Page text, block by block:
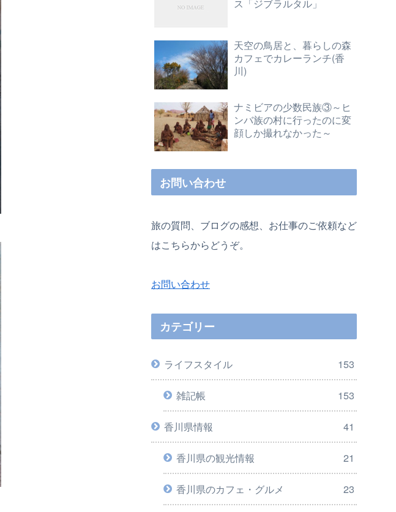
ス「ジブラルタル」
天空の鳥居と、暮らしの森
カフェでカレーランチ(香
川)
ナミビアの少数民族③～ヒ
ンバ族の村に行ったのに変
顔しか撮れなかった～
お問い合わせ
旅の質問、ブログの感想、お仕事のご依頼など
はこちらからどうぞ。
お問い合わせ
カテゴリー
ライフスタイル 153
雑記帳 153
香川県情報 41
香川県の観光情報 21
香川県のカフェ・グルメ 23